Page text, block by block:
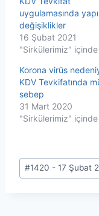
uygulamasında
değişiklikler
16 Şubat 2021
"Sirkülerimiz" içinde
Korona virüs
KDV Tevkifatında
sebep
31 Mart 2020
"Sirkülerimiz" içinde
Post
Tags:
#1420 - 17 Şubat